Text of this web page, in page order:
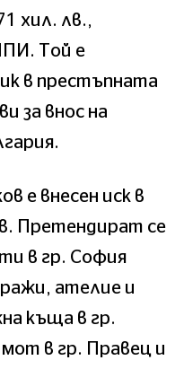
хил. лв.,
Той е
в престъпната
за внос на
е внесен иск в
Претендират се
в гр. София
ателие и
къща в гр.
в гр. Правец и